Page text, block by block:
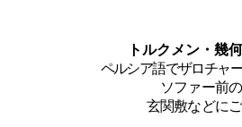
トルクメン・幾
ペルシア語でザロチャ
ソファー前の
玄関敷などに